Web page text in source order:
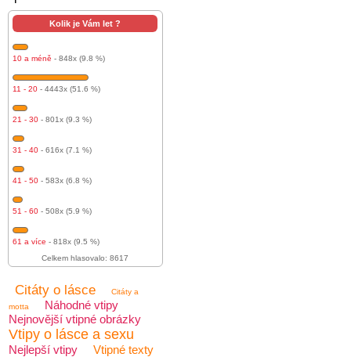
Kolik je Vám let ?
10 a méně - 848x (9.8 %)
11 - 20 - 4443x (51.6 %)
21 - 30 - 801x (9.3 %)
31 - 40 - 616x (7.1 %)
41 - 50 - 583x (6.8 %)
51 - 60 - 508x (5.9 %)
61 a více - 818x (9.5 %)
Celkem hlasovalo: 8617
Citáty o lásce
Citáty a
motta
Náhodné vtipy
Nejnovější vtipné obrázky
Vtipy o lásce a sexu
Nejlepší vtipy Vtipné texty